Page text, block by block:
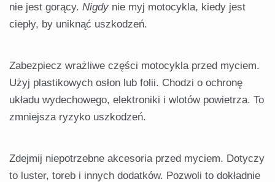
nie jest gorący. Nigdy nie myj motocykla, kiedy jest
ciepły, by uniknąć uszkodzeń.
Zabezpiecz wrażliwe części motocykla przed myciem.
Użyj plastikowych osłon lub folii. Chodzi o ochronę
układu wydechowego, elektroniki i wlotów powietrza. To
zmniejsza ryzyko uszkodzeń.
Zdejmij niepotrzebne akcesoria przed myciem. Dotyczy
to luster, toreb i innych dodatków. Pozwoli to dokładnie